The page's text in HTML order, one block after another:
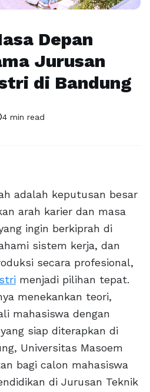
Depan
Jurusan
di Bandung
4 min read
adalah keputusan besar
arah karier dan masa
ingin berkiprah di
sistem kerja, dan
secara profesional,
menjadi pilihan tepat.
menekankan teori,
mahasiswa dengan
siap diterapkan di
Universitas Masoem
bagi calon mahasiswa
di Jurusan Teknik